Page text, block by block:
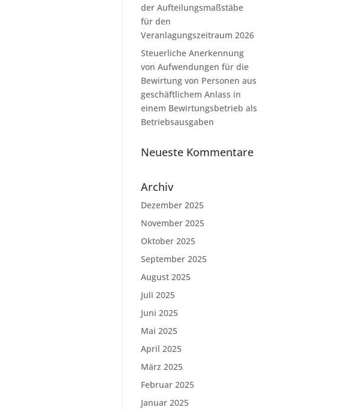
der Aufteilungsmaßstäbe
für den
Veranlagungszeitraum 2026
Steuerliche Anerkennung
von Aufwendungen für die
Bewirtung von Personen aus
geschäftlichem Anlass in
einem Bewirtungsbetrieb als
Betriebsausgaben
Neueste Kommentare
Archiv
Dezember 2025
November 2025
Oktober 2025
September 2025
August 2025
Juli 2025
Juni 2025
Mai 2025
April 2025
März 2025
Februar 2025
Januar 2025